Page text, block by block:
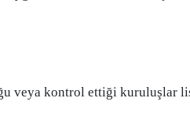
veya kontrol ettiği kuruluşlar